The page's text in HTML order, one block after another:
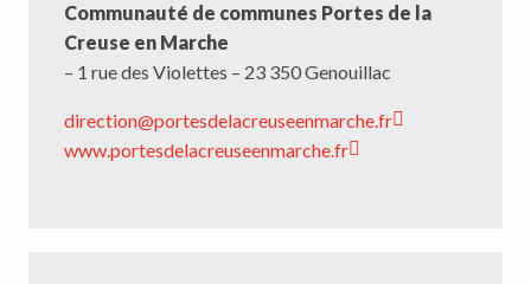
Communauté de communes Portes de la
Creuse en Marche
– 1 rue des Violettes – 23 350 Genouillac
direction@portesdelacreuseenmarche.fr
www.portesdelacreuseenmarche.fr